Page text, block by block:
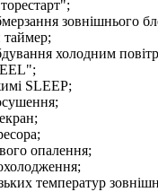
зовнішнього
холодним
SLEEP;
опалення;
температур